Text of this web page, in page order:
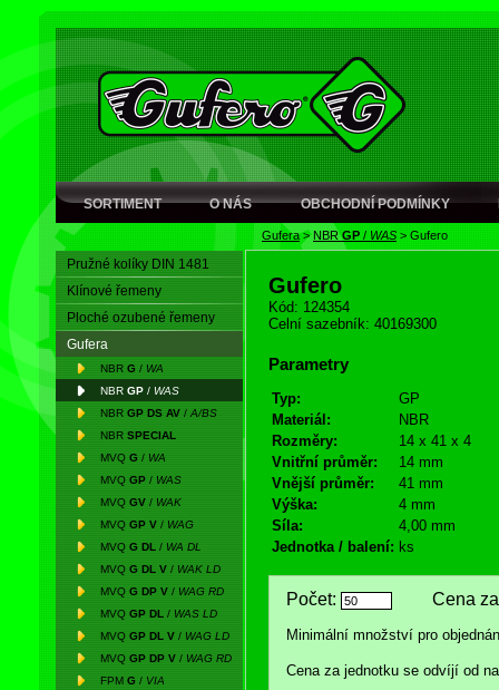
SORTIMENT O NÁS OBCHODNÍ PODMÍNKY
Gufera> NBRGP / WAS > Gufero
Pružné kolíky DIN 1481
Klínové řemeny
Ploché ozubené řemeny
Gufera
NBR G / WA
NBR GP / WAS
NBR GP DS AV / A/BS
NBR SPECIAL
MVQ G / WA
MVQ GP / WAS
MVQ GV / WAK
MVQ GP V / WAG
MVQ G DL / WA DL
MVQ G DL V / WAK LD
MVQ G DP V / WAG RD
MVQ GP DL / WAS LD
MVQ GP DL V / WAG LD
MVQ GP DP V / WAG RD
FPM G / VIA
Gufero
Kód: 124354
Celní sazebník: 40169300
Parametry
Typ:
GP
Materiál:
NBR
Rozměry:
14 x 41 x 4
Vnitřní průměr:
14 mm
Vnější průměr:
41 mm
Výška:
4 mm
Síla:
4,00 mm
Jednotka / balení: ks
Počet: Cena za
Minimální množství pro
Cena za jednotku se odvíjí od